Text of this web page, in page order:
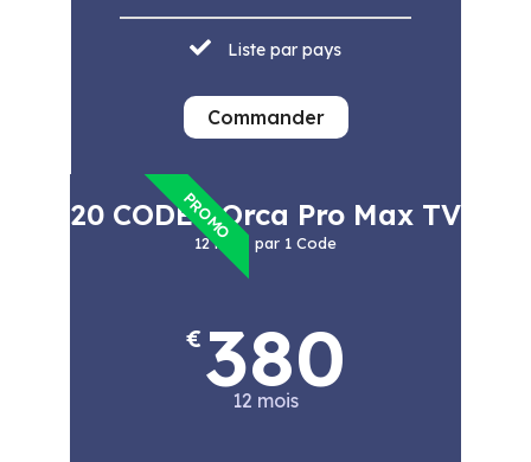
Liste par pays
Commander
PROMO
20 CODES Orca Pro Max TV
12 mois par 1 Code
€ 380
12 mois